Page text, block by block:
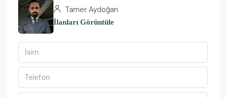
Tamer Aydoğan
İlanları Görüntüle